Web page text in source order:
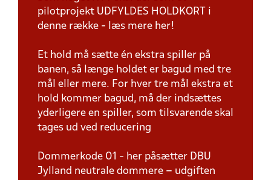
pilotprojekt UDFYLDES HOLDKORT i
denne række - læs mere her!
Et hold må sætte én ekstra spiller på
banen, så længe holdet er bagud med tre
mål eller mere. For hver tre mål ekstra et
hold kommer bagud, må der indsættes
yderligere en spiller, som tilsvarende skal
tages ud ved reducering
Dommerkode 01 - her påsætter DBU
Jylland neutrale dommere – udgiften